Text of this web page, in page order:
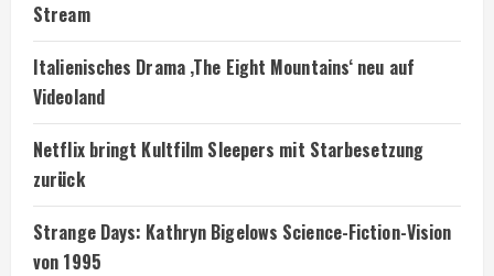
Stream
Italienisches Drama ‚The Eight Mountains‘ neu auf
Videoland
Netflix bringt Kultfilm Sleepers mit Starbesetzung
zurück
Strange Days: Kathryn Bigelows Science-Fiction-Vision
von 1995